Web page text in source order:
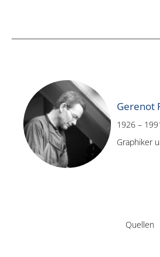
Gerenot
1926 –
Graphiker
Quellen